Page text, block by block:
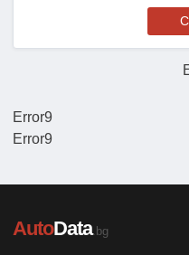
Error9
Error9
AutoData.bg